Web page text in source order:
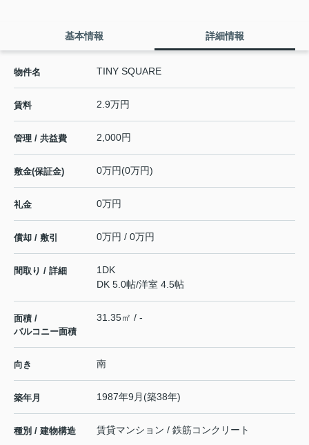
基本情報 詳細情報
物件名 TINY SQUARE
賃料 2.9万円
管理 / 共益費 2,000円
敷金(保証金) 0万円(0万円)
礼金 0万円
償却 / 敷引 0万円 / 0万円
間取り / 詳細
1DK
DK 5.0帖/洋室 4.5帖
面積 /
バルコニー面積
31.35㎡ / -
向き 南
築年月 1987年9月(築38年)
種別 / 建物構造 賃貸マンション / 鉄筋コンクリート